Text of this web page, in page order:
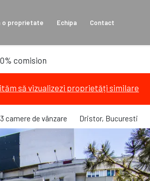
o proprietate Echipa Contact
comision
să vizualizezi proprietăți similare
camere de vânzare Dristor, Bucuresti